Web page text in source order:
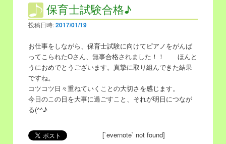
コ
ン
テ
ン
ツ
へ
移
ン
テ
ン
ツ
へ
移
動
保育士試験合格♪
投稿日時:2017/01/19
お仕事をしながら、保育士試験に向けてピアノをがんば
ってこられたOさん、無事合格されました！！ ほんと
うにおめでとうございます。真摯に取り組んできた結果
ですね。
コツコツ日々重ねていくことの大切さを感じます。
今日のこの日を大事に過ごすこと、それが明日につなが
る(^^♪
[`evernote` not found]